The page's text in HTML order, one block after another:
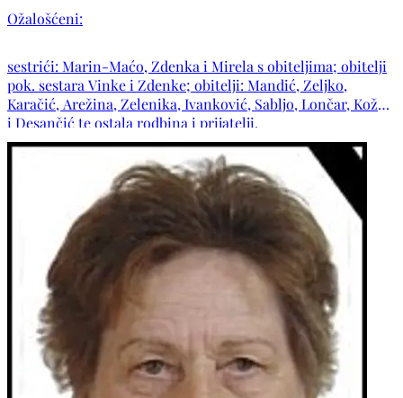
Ožalošćeni:
sestrići: Marin-Maćo, Zdenka i Mirela s obiteljima; obitelji
pok. sestara Vinke i Zdenke; obitelji: Mandić, Zeljko,
Karačić, Arežina, Zelenika, Ivanković, Sabljo, Lončar, Kožul
i Desančić te ostala rodbina i prijatelji.